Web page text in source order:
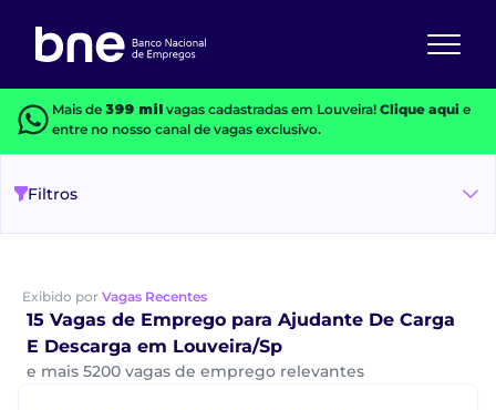
Mais de 399 milvagas cadastradas em Louveira! Clique aquie
entre no nosso canal de vagas exclusivo.
Filtros
Exibido por Vagas Recentes
15 Vagas de Emprego para Ajudante De Carga
E Descarga em Louveira/Sp
e mais 5200 vagas de emprego relevantes